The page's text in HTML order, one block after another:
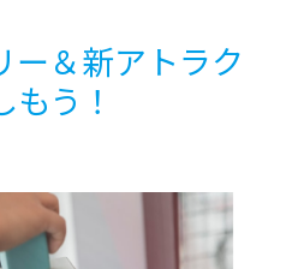
ー＆新アトラク
う！